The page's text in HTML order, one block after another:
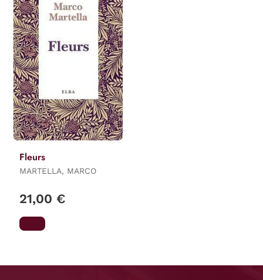
Fleurs
MARTELLA, MARCO
21,00 €